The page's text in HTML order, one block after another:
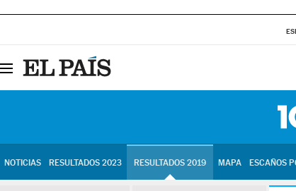
NOTICIAS RESULTADOS 2023 RESULTADOS 2019 MAPA ESCAÑOS